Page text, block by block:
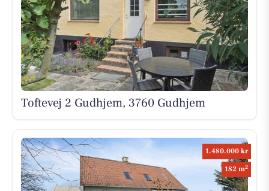
Toftevej 2 Gudhjem, 3760 Gudhjem
1.480.000 kr
182 m2